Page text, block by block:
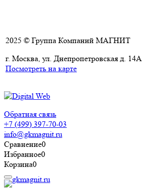
2025 © Группа Компаний МАГНИТ
г. Москва, ул. Днепропетровская д. 14А
Посмотреть на карте
Обратная связь
+7 (499) 397-70-03
info@gkmagnit.ru
Сравнение0
Избранное0
Корзина0